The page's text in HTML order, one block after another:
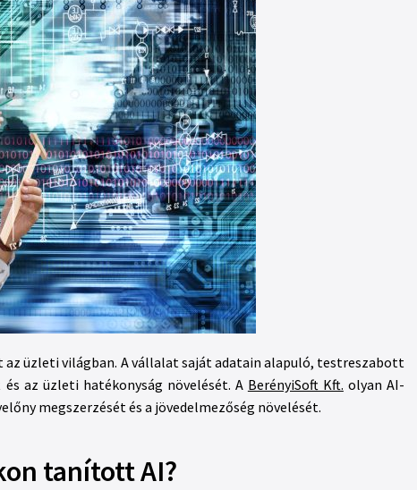
üzleti világban. A vállalat saját adatain alapuló, testreszabott
az üzleti hatékonyság növelését. A BerényiSoft Kft. olyan AI-
megszerzését és a jövedelmezőség növelését.
tanított AI?